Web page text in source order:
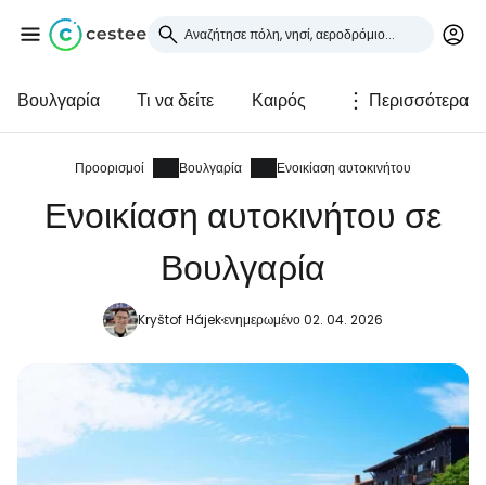
Βουλγαρία Τι να δείτε Καιρός Περισσότερα
Προορισμοί Βουλγαρία Ενοικίαση αυτοκινήτου
Ενοικίαση αυτοκινήτου σε
Βουλγαρία
Kryštof Hájekενημερωμένο 02. 04. 2026
Συνδεθείτε στο Cestee
... η παγκόσμια ταξιδιωτική κοινότητα
Συνεχίστε με την Google
Συνεχίστε με το Facebook
Συνεχίστε με email